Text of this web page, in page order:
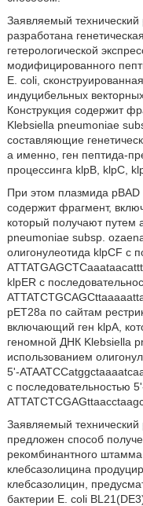
Заявляемый технический
разработана
гетерологической
модифицированного
Е. coli,
индуцибельных
Конструкция содержит
Klebsiella pneumoniae
составляющие
а именно, ген пептида-
процессинга klpB, klpC,
При этом плазмида pBAD
содержит фрагмент,
который получают
pneumoniae subsp.
олигонулеотида klpCF с
klpER с
рЕТ28а по сайтам
включающий ген klpA,
геномной ДНК Klebsiella
использованием
5'-
с последовательностью
Заявляемый технический
предложен способ
рекомбинантного
клебсазолицина
клебсазолицин,
бактерии Е. coli